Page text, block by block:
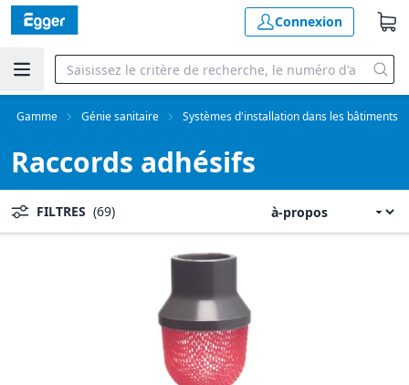
Connexion
Gamme Génie sanitaire Systèmes d'installation dans les bâtiments
Raccords adhésifs
FILTRES (69)